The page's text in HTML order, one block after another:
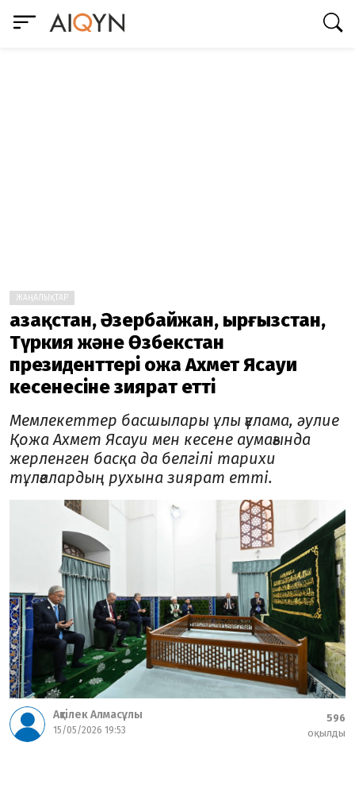
ЖАҢАЛЫҚТАР
Қазақстан, Әзербайжан, Қырғызстан,
Түркия және Өзбекстан
президенттері Қожа Ахмет Ясауи
кесенесіне зиярат етті
Мемлекеттер басшылары ұлы ғұлама, әулие
Қожа Ахмет Ясауи мен кесене аумағында
жерленген басқа да белгілі тарихи
тұлғалардың рухына зиярат етті.
Ақтілек Алмасұлы
15/05/2026 19:53
596
оқылды